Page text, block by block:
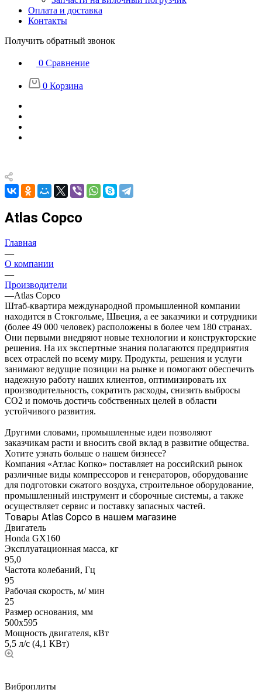
Оплата и доставка
Контакты
Получить обратный звонок
0 Сравнение
0 Корзина
Atlas Copco
Главная
—
О компании
—
Производители
—Atlas Copco
Штаб-квартира международной промышленной компании
находится в Стокгольме, Швеция, а ее заказчики и сотрудники
(более 49 000 человек) расположены в более чем 180 странах.
Они первыми внедряют новые технологии и конструкторские
решения. На их экспертные знания полагаются предприятия
всех отраслей по всему миру. Продукты, решения и услуги
занимают ведущие позиции на рынке и помогают обеспечить
надежную работу наших клиентов, оптимизировать их
производительность, сократить расходы, снизить выбросы
CO2 и помочь достичь собственных целей в области
устойчивого развития.
Другими словами, промышленные идеи позволяют
заказчикам расти и вносить свой вклад в развитие общества.
Хотите узнать больше о нашем бизнесе?
Компания «Атлас Копко» поставляет на российский рынок
различные виды компрессоров и генераторов, оборудование
для подготовки сжатого воздуха, строительное оборудование,
промышленный инструмент и сборочные системы, а также
осуществляет сервис и поставку запасных частей.
Товары Atlas Copco в нашем магазине
Двигатель
Honda GX160
Эксплуатационная масса, кг
95,0
Частота колебаний, Гц
95
Рабочая скорость, м/ мин
25
Размер основания, мм
500х595
Мощность двигателя, кВт
5,5 л/с (4,1 КВт)
Виброплиты